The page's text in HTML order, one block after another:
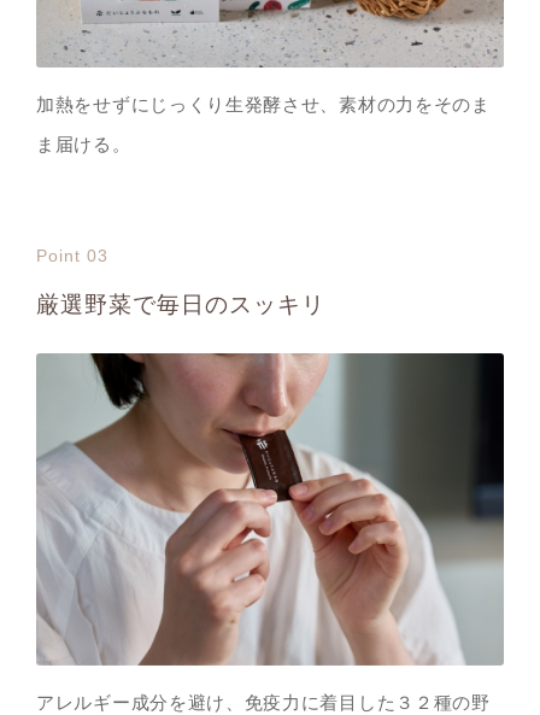
加熱をせずにじっくり生発酵させ、素材の力をそのま
ま届ける。
Point 03
厳選野菜で毎日のスッキリ
アレルギー成分を避け、免疫力に着目した３２種の野